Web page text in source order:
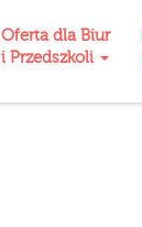
Oferta dla Biur
i Przedszkoli